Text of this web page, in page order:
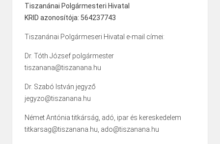
Tiszanánai Polgármesteri Hivatal
KRID azonosítója: 564237743
Tiszanánai Polgármeseri Hivatal e-mail címei:
Dr. Tóth József polgármester
tiszanana@tiszanana.hu
Dr. Szabó István jegyző
jegyzo@tiszanana.hu
Német Antónia titkárság, adó, ipar és kereskedelem
titkarsag@tiszanana.hu, ado@tiszanana.hu